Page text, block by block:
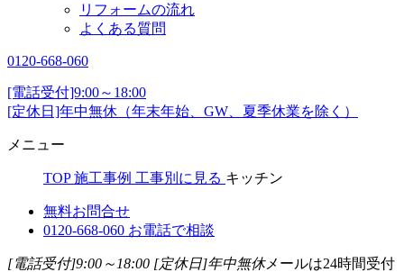
リフォームの流れ
よくある質問
0120-668-060
[電話受付]9:00～18:00
[定休日]年中無休（年末年始、GW、夏季休業を除く）
メニュー
TOP 施工事例 工事別に見る キッチン
無料お問合せ
0120-668-060 お電話で相談
[電話受付]9:00～18:00 [定休日]年中無休メールは24時間受付